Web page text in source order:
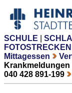
SCHULE
FOTOSTRECKEN
Mittagessen
Krankmeldungen
040 428 891-199